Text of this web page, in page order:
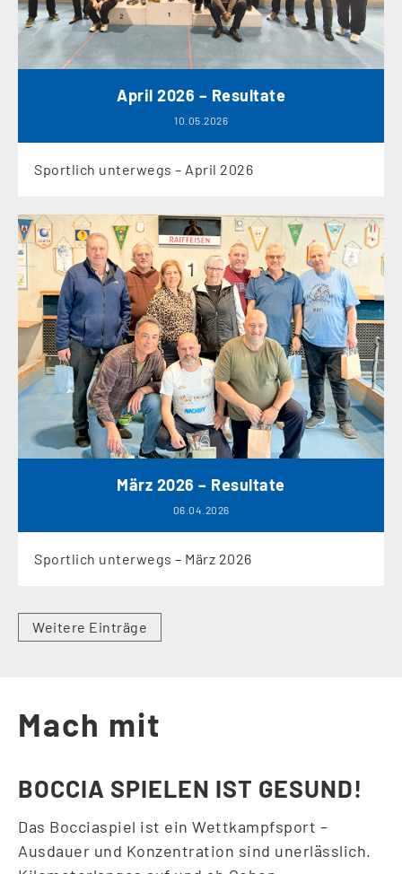
April 2026 – Resultate
10.05.2026
Sportlich unterwegs – April 2026
März 2026 – Resultate
06.04.2026
Sportlich unterwegs – März 2026
Weitere Einträge
Mach mit
BOCCIA SPIELEN IST GESUND!
Das Bocciaspiel ist ein Wettkampfsport –
Ausdauer und Konzentration sind unerlässlich.